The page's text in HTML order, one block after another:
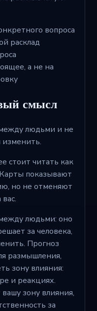
вопроса
расклад
а не на
смысл
людьми и не
изменить.
стоит читать как
показывают
но не отменяют
людьми: оно
за человека,
Прогноз
размышления,
зону влияния:
и реакциях.
зону влияния,
за